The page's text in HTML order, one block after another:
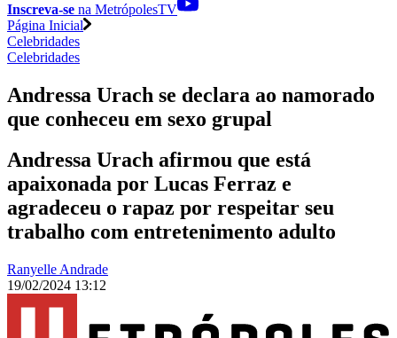
Inscreva-se na MetrópolesTV
Página Inicial
Celebridades
Celebridades
Andressa Urach se declara ao namorado
que conheceu em sexo grupal
Andressa Urach afirmou que está
apaixonada por Lucas Ferraz e
agradeceu o rapaz por respeitar seu
trabalho com entretenimento adulto
Ranyelle Andrade
19/02/2024 13:12